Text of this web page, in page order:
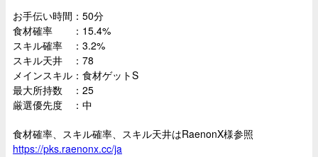
お手伝い時間：50分
食材確率 ：15.4%
スキル確率 ：3.2%
スキル天井 ：78
メインスキル：食材ゲットS
最大所持数 ：25
厳選優先度 ：中
食材確率、スキル確率、スキル天井はRaenonX様参照
https://pks.raenonx.cc/ja